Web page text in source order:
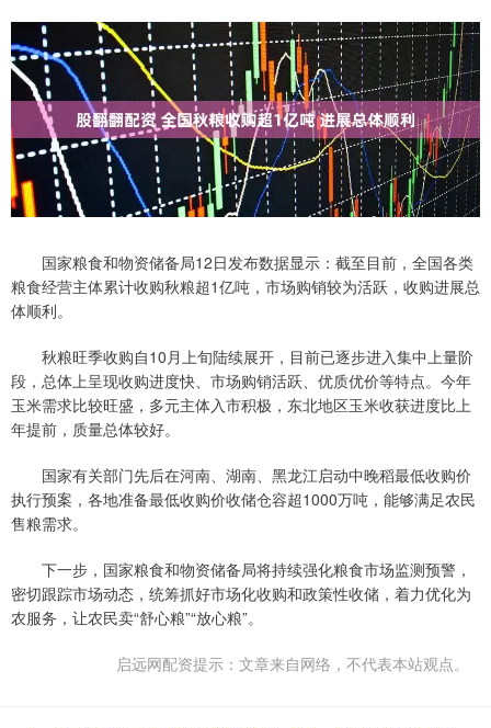
国家粮食和物资储备局12日发布数据显示：截至目前，全国各类
粮食经营主体累计收购秋粮超1亿吨，市场购销较为活跃，收购进展总
体顺利。
秋粮旺季收购自10月上旬陆续展开，目前已逐步进入集中上量阶
段，总体上呈现收购进度快、市场购销活跃、优质优价等特点。今年
玉米需求比较旺盛，多元主体入市积极，东北地区玉米收获进度比上
年提前，质量总体较好。
国家有关部门先后在河南、湖南、黑龙江启动中晚稻最低收购价
执行预案，各地准备最低收购价收储仓容超1000万吨，能够满足农民
售粮需求。
下一步，国家粮食和物资储备局将持续强化粮食市场监测预警，
密切跟踪市场动态，统筹抓好市场化收购和政策性收储，着力优化为
农服务，让农民卖“舒心粮”“放心粮”。
启远网配资提示：文章来自网络，不代表本站观点。